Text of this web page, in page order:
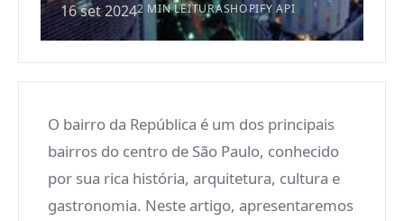
16 set 20242 MIN LEITURASHOPIFY API
O bairro da República é um dos principais
bairros do centro de São Paulo, conhecido
por sua rica história, arquitetura, cultura e
gastronomia. Neste artigo, apresentaremos